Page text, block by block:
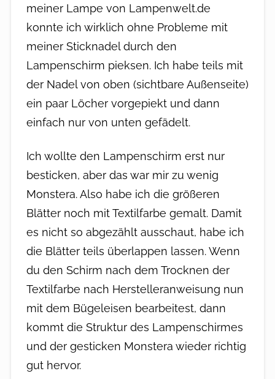
meiner Lampe von Lampenwelt.de
konnte ich wirklich ohne Probleme mit
meiner Sticknadel durch den
Lampenschirm pieksen. Ich habe teils mit
der Nadel von oben (sichtbare Außenseite)
ein paar Löcher vorgepiekt und dann
einfach nur von unten gefädelt.
Ich wollte den Lampenschirm erst nur
besticken, aber das war mir zu wenig
Monstera. Also habe ich die größeren
Blätter noch mit Textilfarbe gemalt. Damit
es nicht so abgezählt ausschaut, habe ich
die Blätter teils überlappen lassen. Wenn
du den Schirm nach dem Trocknen der
Textilfarbe nach Herstelleranweisung nun
mit dem Bügeleisen bearbeitest, dann
kommt die Struktur des Lampenschirmes
und der gesticken Monstera wieder richtig
gut hervor.